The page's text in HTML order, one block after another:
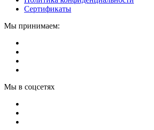
Сертификаты
Мы принимаем:
Мы в соцсетях